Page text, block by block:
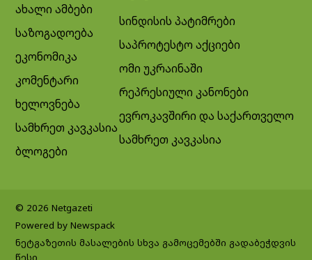
ახალი ამბები
საზოგადოება
ეკონომიკა
კომენტარი
ხელოვნება
სამხრეთ კავკასია
ბლოგები
სინდისის პატიმრები
საპროტესტო აქციები
ომი უკრაინაში
რეპრესიული კანონები
ევროკავშირი და საქართველო
სამხრეთ კავკასია
© 2026 Netgazeti
Powered by Newspack
ნეტგაზეთის მასალების სხვა გამოცემებში გადაბეჭდვის
წესი